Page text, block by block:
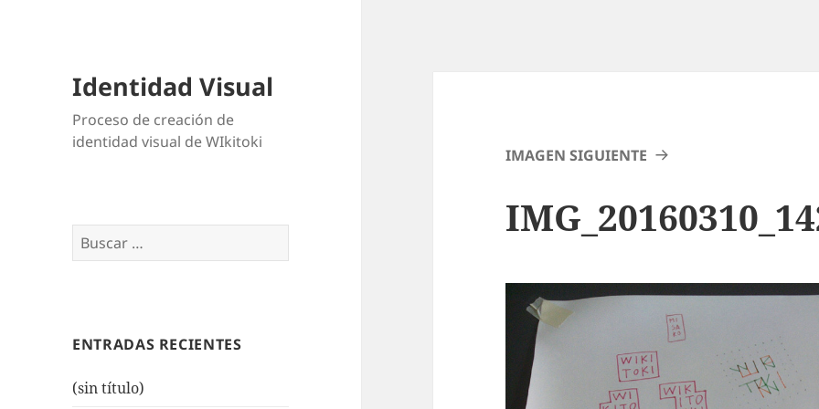
Identidad Visual
Proceso de creación de
identidad visual de WIkitoki
Buscar:
ENTRADAS RECIENTES
(sin título)
IMAGEN SIGUIENTE